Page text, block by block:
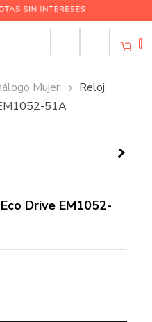
0
Mujer
Reloj
51A
Drive EM1052-